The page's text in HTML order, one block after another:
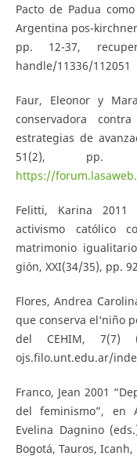
Pacto de Padua
Argentina pos-
pp. 12-37,
handle/11336/112051
Faur, Eleonor y
conservadora
estrategias de
51(2), pp.
https://
Felitti, Karina 2011
activismo católico
matrimonio
gión, XXI(34/35), pp.
Flores, Andrea
que conserva el‘niño
del CEHIM, 7(7)
ojs.filo.unt.edu.ar/
Franco, Jean 2001
del feminismo”, en
Evelina Dagnino
Bogotá, Tauros, Icanh,